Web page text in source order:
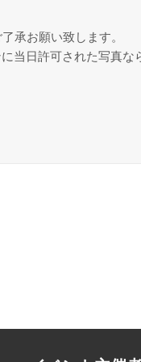
承お願い致します。
当日許可された写真な